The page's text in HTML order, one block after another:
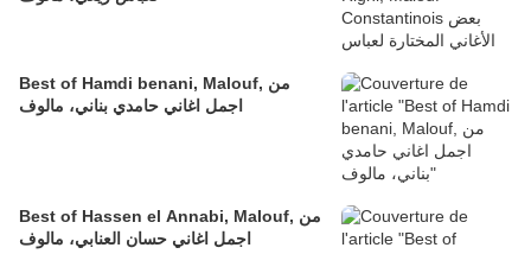
Best of Hamdi benani, Malouf, من
اجمل اغاني حامدي بناني، مالوف
Best of Hassen el Annabi, Malouf, من
اجمل اغاني حسان العنابي، مالوف